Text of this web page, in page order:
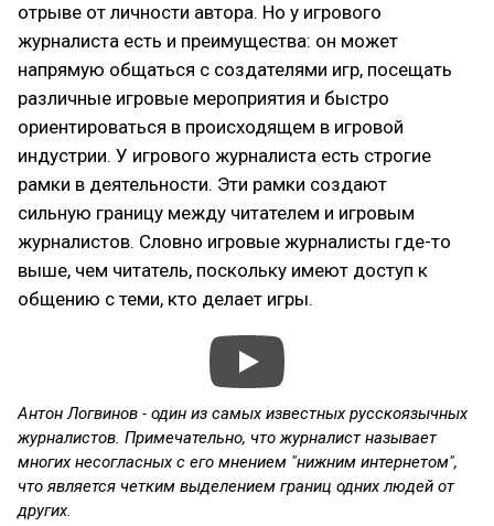
отрыве от личности автора. Но у игрового
журналиста есть и преимущества: он может
напрямую общаться с создателями игр, посещать
различные игровые мероприятия и быстро
ориентироваться в происходящем в игровой
индустрии. У игрового журналиста есть строгие
рамки в деятельности. Эти рамки создают
сильную границу между читателем и игровым
журналистов. Словно игровые журналисты где-то
выше, чем читатель, поскольку имеют доступ к
общению с теми, кто делает игры.
Антон Логвинов - один из самых известных русскоязычных
журналистов. Примечательно, что журналист называет
многих несогласных с его мнением "нижним интернетом",
что является четким выделением границ одних людей от
других.